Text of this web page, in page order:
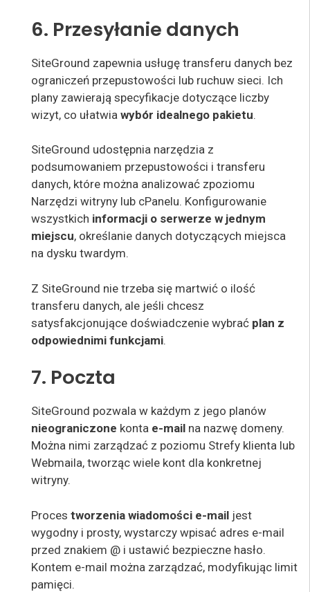
6. Przesyłanie danych
SiteGround zapewnia usługę transferu danych bez
ograniczeń przepustowości lub ruchuw sieci. Ich
plany zawierają specyfikacje dotyczące liczby
wizyt, co ułatwia wybór idealnego pakietu.
SiteGround udostępnia narzędzia z
podsumowaniem przepustowości i transferu
danych, które można analizować zpoziomu
Narzędzi witryny lub cPanelu. Konfigurowanie
wszystkich informacji o serwerze w jednym
miejscu, określanie danych dotyczących miejsca
na dysku twardym.
Z SiteGround nie trzeba się martwić o ilość
transferu danych, ale jeśli chcesz
satysfakcjonujące doświadczenie wybrać plan z
odpowiednimi funkcjami.
7. Poczta
SiteGround pozwala w każdym z jego planów
nieograniczone konta e-mail na nazwę domeny.
Można nimi zarządzać z poziomu Strefy klienta lub
Webmaila, tworząc wiele kont dla konkretnej
witryny.
Proces tworzenia wiadomości e-mail jest
wygodny i prosty, wystarczy wpisać adres e-mail
przed znakiem @ i ustawić bezpieczne hasło.
Kontem e-mail można zarządzać, modyfikując limit
pamięci.